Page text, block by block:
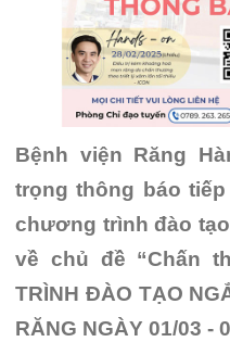
Bệnh viện Răng
trọng thông báo
chương trình đào
về chủ đề “Chấn
TRÌNH ĐÀO TẠO
RĂNG NGÀY 01/03 -